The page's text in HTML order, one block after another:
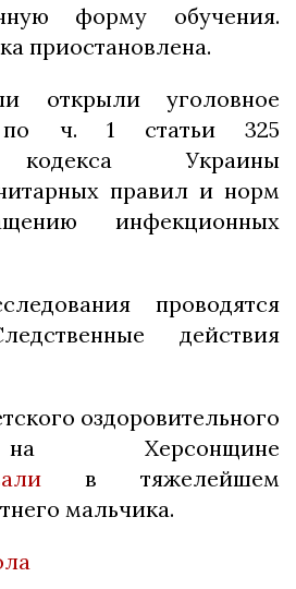
форму обучения.
приостановлена.
открыли уголовное
по ч. 1 статьи 325
кодекса Украины
правил и норм
инфекционных
проводятся
действия
оздоровительного
Херсонщине
в тяжелейшем
мальчика.